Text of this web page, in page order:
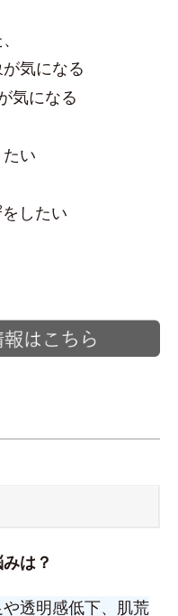
気になる
気になる
い
したい
は？
透明感低下、肌荒